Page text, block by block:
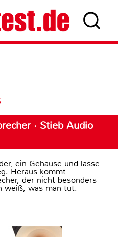
· Stieb Audio
ein Gehäuse und lasse
Heraus kommt
der nicht besonders
weiß, was man tut.